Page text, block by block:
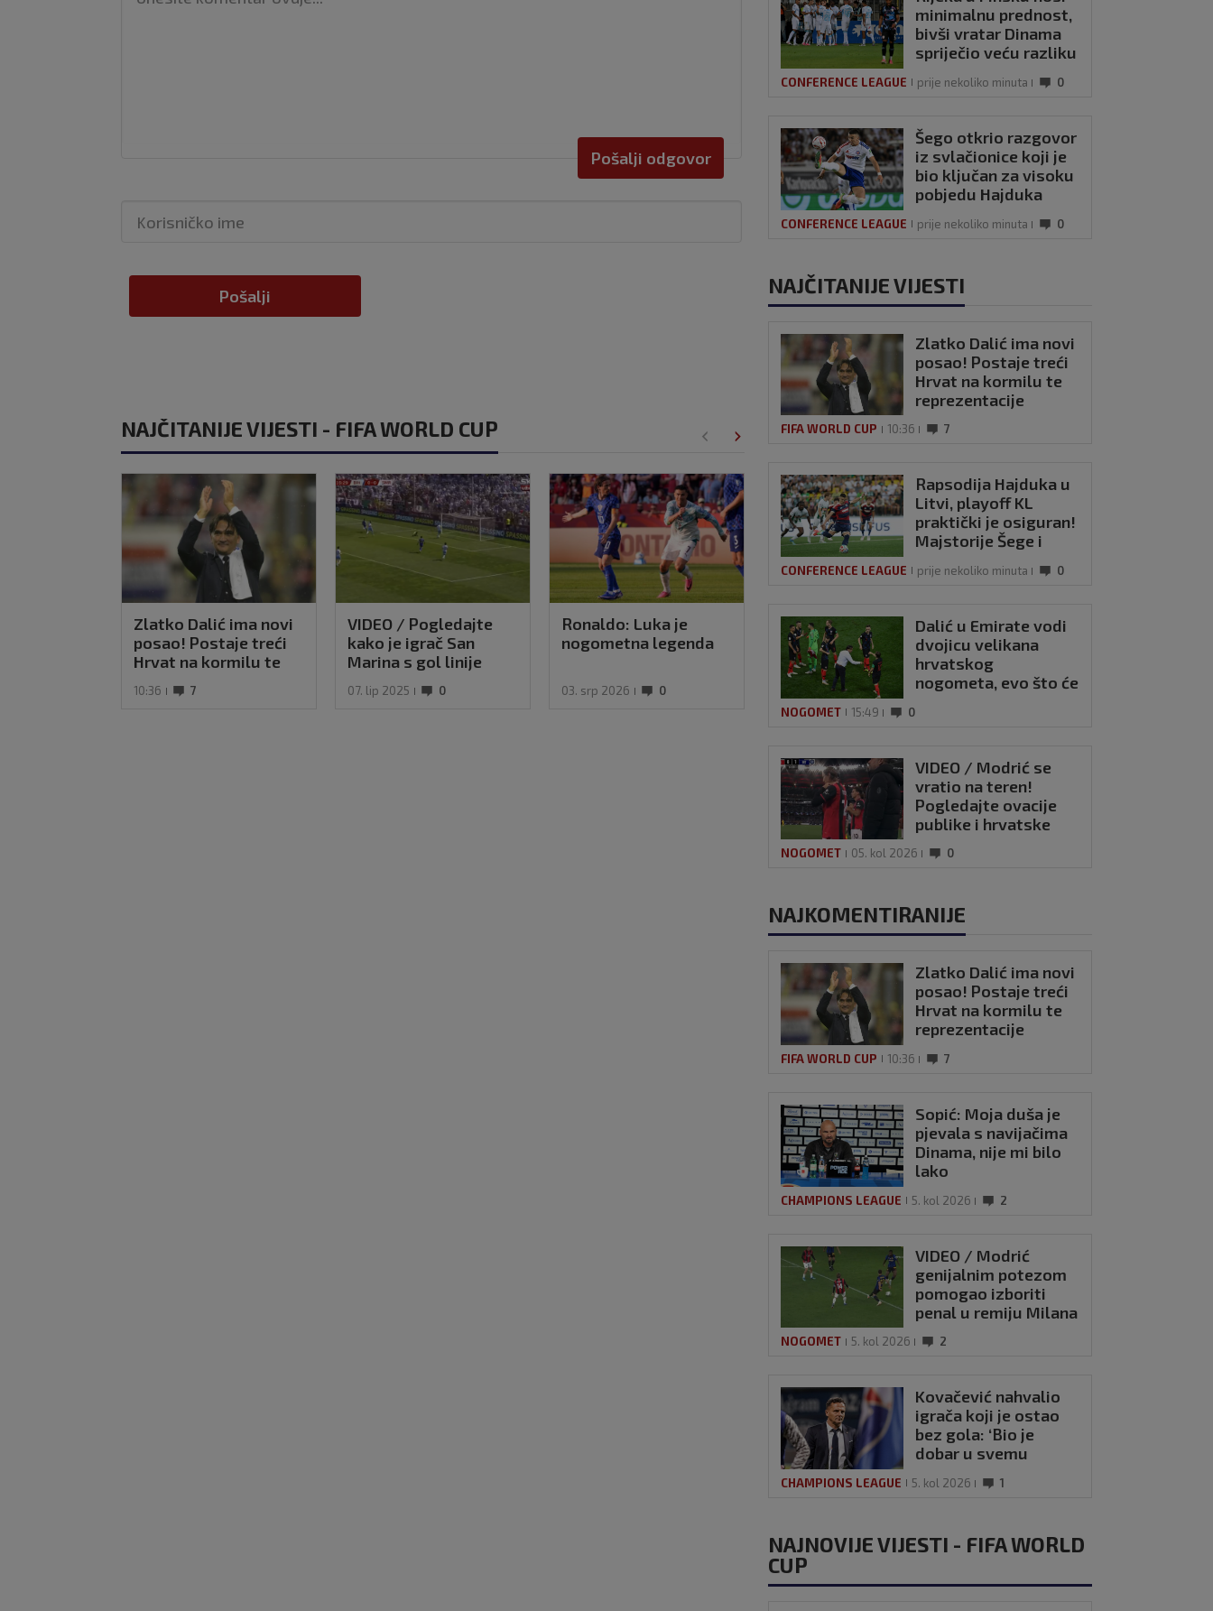
Pošalji odgovor
Pošalji
NAJČITANIJE VIJESTI - FIFA WORLD CUP
Zlatko Dalić ima novi
posao! Postaje treći
Hrvat na kormilu te
10:36 7
VIDEO / Pogledajte
kako je igrač San
Marina s gol linije
BiH
07. lip 2025 0
Ronaldo: Luka je
nogometna legenda
03. srp 2026 0
VIDEO: Portugal
siguran u Bakuu bez
Ronalda
07. ruj 2021
minimalnu prednost,
bivši vratar Dinama
spriječio veću razliku
CONFERENCE LEAGUE prije nekoliko minuta 0
Šego otkrio razgovor
iz svlačionice koji je
bio ključan za visoku
pobjedu Hajduka
CONFERENCE LEAGUE prije nekoliko minuta 0
NAJČITANIJE VIJESTI
Zlatko Dalić ima novi
posao! Postaje treći
Hrvat na kormilu te
reprezentacije
FIFA WORLD CUP 10:36 7
Rapsodija Hajduka u
Litvi, playoff KL
praktički je osiguran!
Majstorije Šege i
CONFERENCE LEAGUE prije nekoliko minuta 0
Dalić u Emirate vodi
dvojicu velikana
hrvatskog
nogometa, evo što će
NOGOMET 15:49 0
VIDEO / Modrić se
vratio na teren!
Pogledajte ovacije
publike i hrvatske
NOGOMET 05. kol 2026 0
NAJKOMENTIRANIJE
Zlatko Dalić ima novi
posao! Postaje treći
Hrvat na kormilu te
reprezentacije
FIFA WORLD CUP 10:36 7
Sopić: Moja duša je
pjevala s navijačima
Dinama, nije mi bilo
lako
CHAMPIONS LEAGUE 5. kol 2026 2
VIDEO / Modrić
genijalnim potezom
pomogao izboriti
penal u remiju Milana
NOGOMET 5. kol 2026 2
Kovačević nahvalio
igrača koji je ostao
bez gola: ‘Bio je
dobar u svemu
CHAMPIONS LEAGUE 5. kol 2026 1
NAJNOVIJE VIJESTI - FIFA WORLD
CUP